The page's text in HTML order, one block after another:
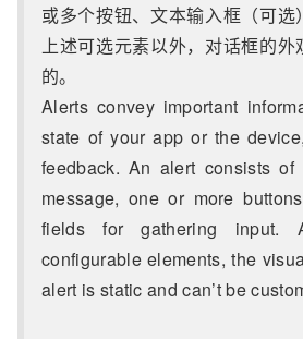
或多个按钮、文本输入框（可选
上述可选元素以外，对话框的
的。
Alerts convey important
state of your app or the
feedback. An alert consists
message, one or more
fields for gathering input.
configurable elements, the
alert is static and can’t be